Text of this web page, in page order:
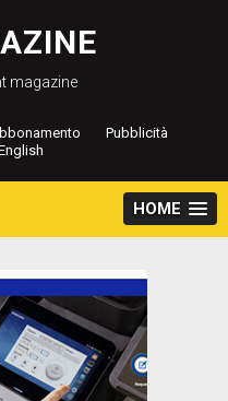
magazine
Pubblicità
HOME